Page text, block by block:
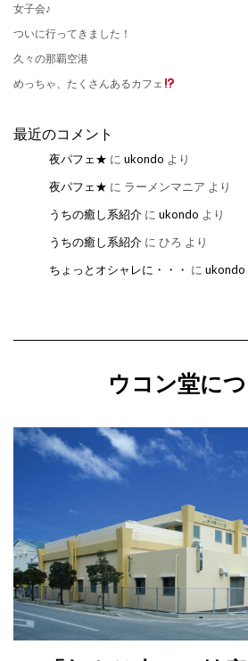
女子会♪
ついに行ってきました！
久々の那覇空港
めっちゃ、たくさんあるカフェ
最近のコメント
夜パフェ★ に ukondo より
夜パフェ★ に ラーメンマニア より
うちの癒し系紹介 に ukondo より
うちの癒し系紹介 に ひろ より
ちょっとオシャレに・・・ に ukondo
ウコン堂に